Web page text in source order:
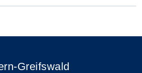
Greifswald